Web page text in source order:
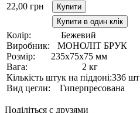
22,00 грн
Купити
Купити в один клік
Колір:
Бежевий
Виробник:
МОНОЛІТ БРУК
Розмір:
235х75х75 мм
Вага:
2 кг
Кількість штук на піддоні:336 шт
Вид цегли:
Гиперпресована
Поділіться с друзями